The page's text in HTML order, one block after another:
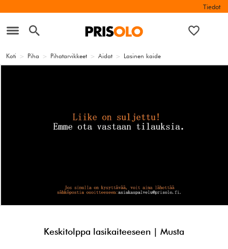
Tiedot
Koti > Piha > Pihatarvikkeet > Aidat > Lasinen kaide
Keskitolppa lasikaiteeseen | Musta